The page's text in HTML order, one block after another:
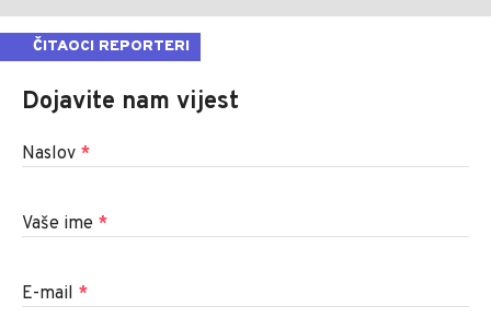
ČITAOCI REPORTERI
Dojavite nam vijest
Naslov *
Vaše ime *
E-mail *